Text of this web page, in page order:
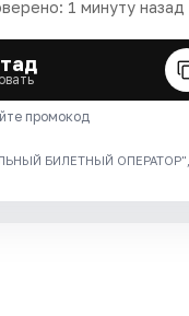
1 минуту назад
промокод
БИЛЕТНЫЙ ОПЕРАТОР",